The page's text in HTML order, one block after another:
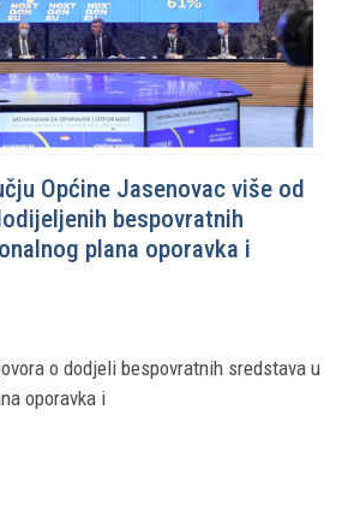
Općine Jasenovac više od
bespovratnih
plana oporavka i
o dodjeli bespovratnih sredstava u
oporavka i